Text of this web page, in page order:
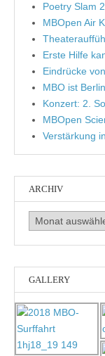
Poetry Slam
MBOpen Air
Erste Hilfe
Eindrücke
MBO ist
Konzert: 2.
MBOpen
Verstärkung
ARCHIV
Archiv
GALLERY